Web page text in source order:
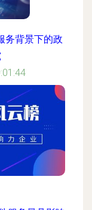
务背景下的政